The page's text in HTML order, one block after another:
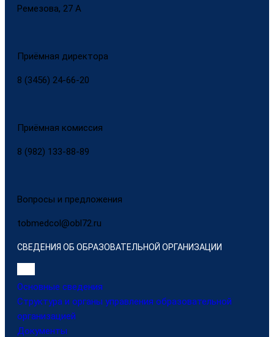
Ремезова, 27 А
Приёмная директора
8 (3456) 24-66-20
Приёмная комиссия
8 (982) 133-88-89
Вопросы и предложения
tobmedcol@obl72.ru
СВЕДЕНИЯ ОБ ОБРАЗОВАТЕЛЬНОЙ ОРГАНИЗАЦИИ
Основные сведения
Структура и органы управления образовательной
организацией
Документы